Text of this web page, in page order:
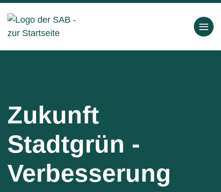
Zukunft
Stadtgrün -
Verbesserung